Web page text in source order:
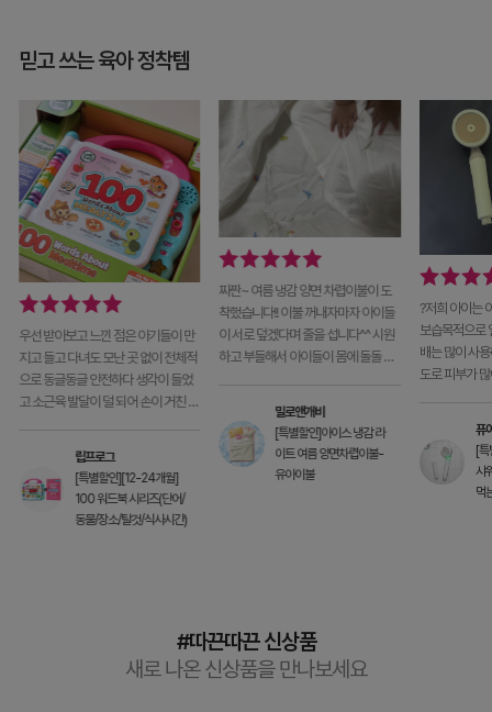
믿고 쓰는 육아 정착템
우선 받아보고 느낀 점은 아기들이 만
지고 들고 다녀도 모난 곳 없이 전체적
으로 동글동글 안전하다 생각이 들었
고 소근육 발달이 덜 되어 손이 거친 아
립프로그
[특별할인][12-24개월]
100 워드북 시리즈(단어/
동물/장소/탈것/식사시간)
짜짠~ 여름 냉감 양면 차렵이불이 도
착했습니다!! 이불 꺼내자마자 아이들
이 서로 덮겠다며 줄을 섭니다^^ 시원
하고 부들해서 아이들이 몸에 돌돌 꼭
밀로앤개비
[특별할인]아이스 냉감 라
이트 여름 양면차렵이불-
유아이불
?저희 아이는
보습목적으로
배는 많이 사
도로 피부가
퓨
[
샤
먹
#따끈따끈 신상품
새로 나온 신상품을 만나보세요